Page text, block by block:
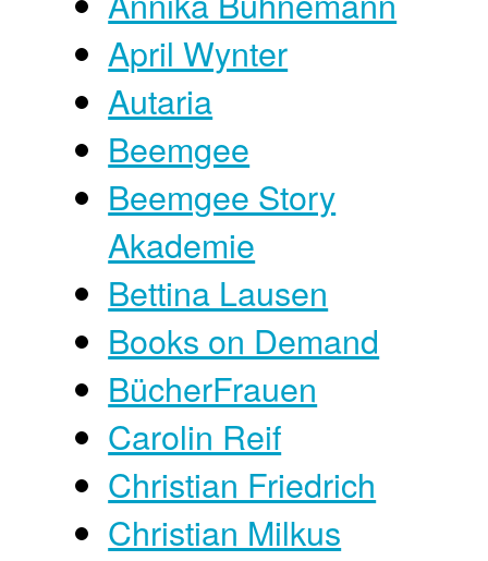
April Wynter
Autaria
Beemgee
Beemgee Story
Akademie
Bettina Lausen
Books on Demand
BücherFrauen
Carolin Reif
Christian Friedrich
Christian Milkus